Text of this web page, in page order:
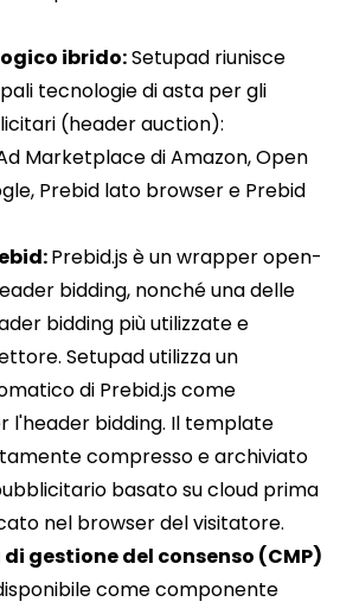
ibrido:Setupad riunisce
tecnologie di asta per gli
(header auction):
Marketplace di Amazon, Open
Prebid lato browser e Prebid
Prebid.js è un wrapper open-
bidding, nonché una delle
bidding più utilizzate e
Setupad utilizza un
di Prebid.js come
l'header bidding. Il template
compresso e archiviato
basato su cloud prima
nel browser del visitatore.
gestione del consenso (CMP)
come componente